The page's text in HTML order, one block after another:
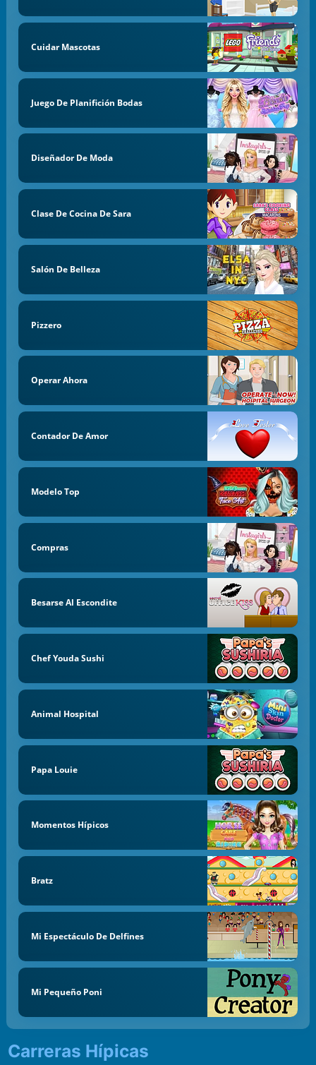
Cuidar Mascotas
Juego De Planifición Bodas
Diseñador De Moda
Clase De Cocina De Sara
Salón De Belleza
Pizzero
Operar Ahora
Contador De Amor
Modelo Top
Compras
Besarse Al Escondite
Chef Youda Sushi
Animal Hospital
Papa Louie
Momentos Hípicos
Bratz
Mi Espectáculo De Delfines
Mi Pequeño Poni
Carreras Hípicas